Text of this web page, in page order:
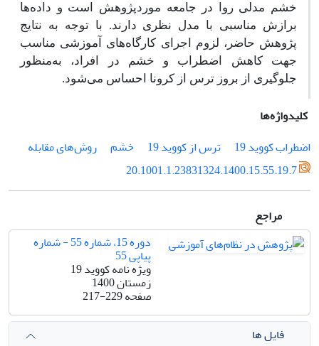
خشم مدلی روا در جامعه موردپژوهش است و داده‌ها
برازش مناسبی با مدل نظری دارند. با توجه به نتایج
پژوهش حاضر، لزوم اجرای کارگاه‌های آموزشی مناسب
جهت کاهش اضطراب و خشم در افراد، به‌منظور
جلوگیری از بروز ترس از کرونا احساس می‌شود.
کلیدواژه‌ها
اضطراب کووید 19
ترس از کووید 19 خشم
روش‌های مقابله
20.1001.1.23831324.1400.15.55.19.7
مراجع
دوره 15، شماره 55 - شماره
پیاپی 55
ویژه نامه کووید 19
زمستان 1400
صفحه217-229
فایل ها